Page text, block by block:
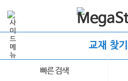
교재 찾기
빠른 검색